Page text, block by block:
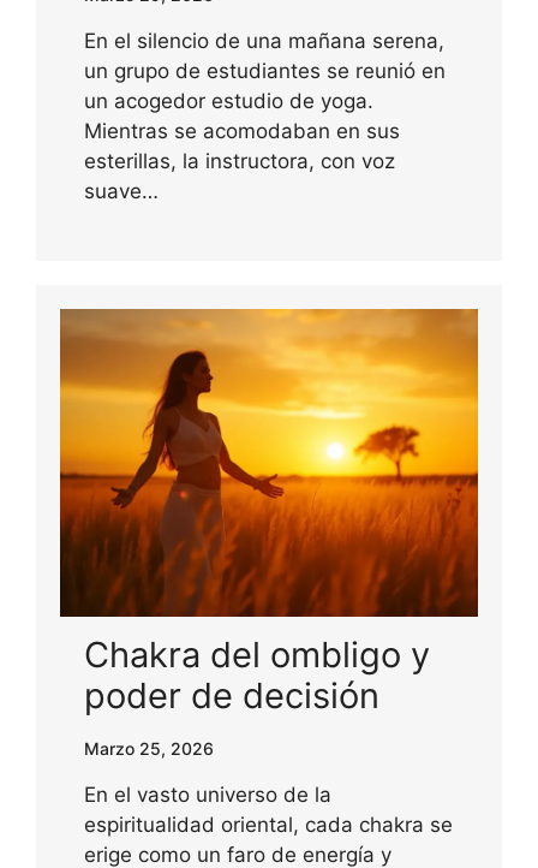
En el silencio de una mañana serena,
un grupo de estudiantes se reunió en
un acogedor estudio de yoga.
Mientras se acomodaban en sus
esterillas, la instructora, con voz
suave…
Chakra del ombligo y
poder de decisión
Marzo 25, 2026
En el vasto universo de la
espiritualidad oriental, cada chakra se
erige como un faro de energía y